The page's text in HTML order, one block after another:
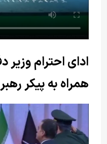
ادای احترام وزیر
همراه به پیکر